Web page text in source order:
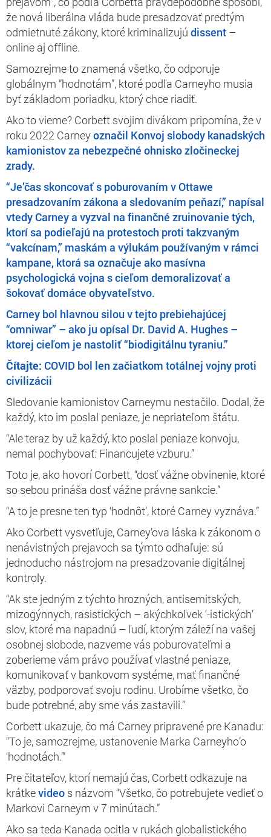
že nová liberálna vláda bude presadzovať predtým
odmietnuté zákony, ktoré kriminalizujú dissent –
online aj offline.
Samozrejme to znamená všetko, čo odporuje
globálnym “hodnotám”, ktoré podľa Carneyho musia
byť základom poriadku, ktorý chce riadiť.
Ako to vieme? Corbett svojim divákom pripomína, že v
roku 2022 Carneyoznačil Konvoj slobody kanadských
kamionistov za nebezpečné ohnisko zločineckej
zrady.
“Je’čas skoncovať s poburovaním v Ottawe
presadzovaním zákona a sledovaním peňazí,” napísal
vtedy Carney a vyzval na finančné zruinovanie tých,
ktorí sa podieľajú na protestoch proti takzvaným
“vakcínam,” maskám a výlukám používaným v rámci
kampane, ktorá sa označuje ako masívna
psychologická vojna s cieľom demoralizovať a
šokovať domáce obyvateľstvo.
Carney bol hlavnou silou v tejto prebiehajúcej
“omniwar” – ako ju opísal Dr. David A. Hughes –
ktorej cieľom je nastoliť “biodigitálnu tyraniu.”
Čítajte: COVID bol len začiatkom totálnej vojny proti
civilizácii
Sledovanie kamionistov Carneymu nestačilo. Dodal, že
každý, kto im poslal peniaze, je nepriateľom štátu.
“Ale teraz by už každý, kto poslal peniaze konvoju,
nemal pochybovať: Financujete vzburu.”
Toto je, ako hovorí Corbett, “dosť vážne obvinenie, ktoré
so sebou prináša dosť vážne právne sankcie.”
“A to je presne ten typ ‘hodnôt’, ktoré Carney vyznáva.”
Ako Corbett vysvetľuje, Carney’ova láska k zákonom o
nenávistných prejavoch sa týmto odhaľuje: sú
jednoducho nástrojom na presadzovanie digitálnej
kontroly.
“Ak ste jedným z týchto hrozných, antisemitských,
mizogýnnych, rasistických – akýchkoľvek ‘-istických’
slov, ktoré ma napadnú – ľudí, ktorým záleží na vašej
osobnej slobode, nazveme vás poburovateľmi a
zoberieme vám právo používať vlastné peniaze,
komunikovať v bankovom systéme, mať finančné
väzby, podporovať svoju rodinu. Urobíme všetko, čo
bude potrebné, aby sme vás zastavili.”
Corbett ukazuje, čo má Carney pripravené pre Kanadu:
“To je, samozrejme, ustanovenie Marka Carneyho’o
‘hodnotách.’”
Pre čitateľov, ktorí nemajú čas, Corbett odkazuje na
krátkevideo s názvom “Všetko, čo potrebujete vedieť o
Markovi Carneym v 7 minútach.”
Ako sa teda Kanada ocitla v rukách globalistického